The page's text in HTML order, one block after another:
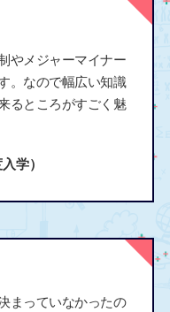
やメジャーマイナー
。なので幅広い知識
るところがすごく魅
学）
まっていなかったの